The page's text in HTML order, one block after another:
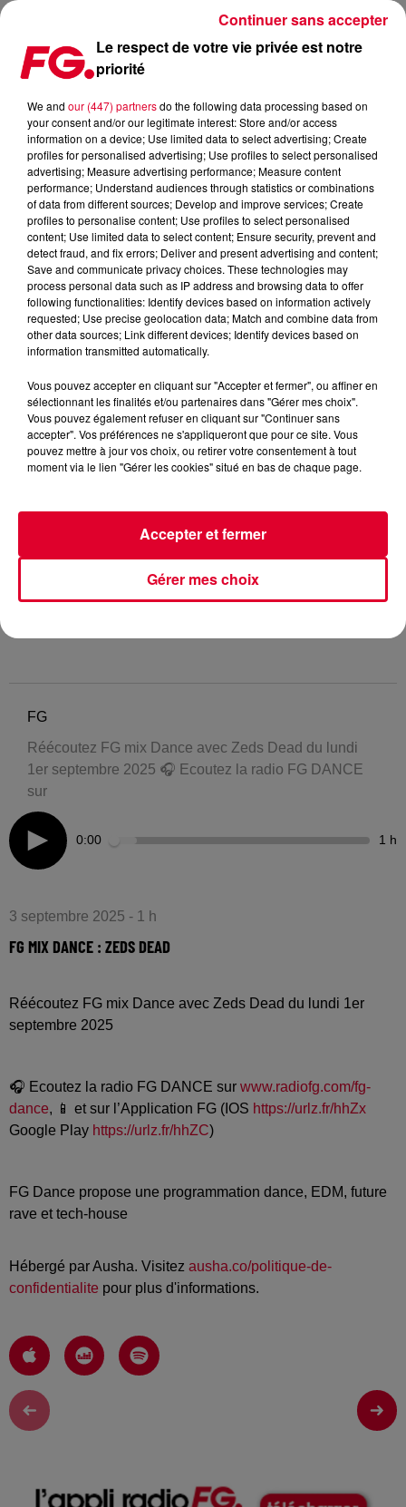
FG MIX DANCE : ZEDS DEAD
FG
Réécoutez FG mix Dance avec Zeds Dead du lundi
1er septembre 2025 🎧 Ecoutez la radio FG DANCE
sur
0:00 1 h
3 septembre 2025 - 1 h
FG MIX DANCE : ZEDS DEAD
Réécoutez FG mix Dance avec Zeds Dead du lundi 1er
septembre 2025
🎧 Ecoutez la radio FG DANCE sur www.radiofg.com/fg-
dance, 📱 et sur l’Application FG (IOS https://urlz.fr/hhZx
Google Play https://urlz.fr/hhZC)
FG Dance propose une programmation dance, EDM, future
rave et tech-house
Hébergé par Ausha. Visitez ausha.co/politique-de-
confidentialite pour plus d'informations.
Le respect de votre vie privée est notre
priorité
We and our (447) partnersdo the following data processing based on
your consent and/or our legitimate interest: Store and/or access
information on a device; Use limited data to select advertising; Create
profiles for personalised advertising; Use profiles to select personalised
advertising; Measure advertising performance; Measure content
performance; Understand audiences through statistics or combinations
of data from different sources; Develop and improve services; Create
profiles to personalise content; Use profiles to select personalised
content; Use limited data to select content; Ensure security, prevent and
detect fraud, and fix errors; Deliver and present advertising and content;
Save and communicate privacy choices. These technologies may
process personal data such as IP address and browsing data to offer
following functionalities: Identify devices based on information actively
requested; Use precise geolocation data; Match and combine data from
other data sources; Link different devices; Identify devices based on
information transmitted automatically.
Vous pouvez accepter en cliquant sur "Accepter et fermer", ou affiner en
sélectionnant les finalités et/ou partenaires dans "Gérer mes choix".
Vous pouvez également refuser en cliquant sur "Continuer sans
accepter". Vos préférences ne s'appliqueront que pour ce site. Vous
pouvez mettre à jour vos choix, ou retirer votre consentement à tout
moment via le lien "Gérer les cookies" situé en bas de chaque page.
Gérer mes choix
Accepter et fermer
Continuer sans accepter